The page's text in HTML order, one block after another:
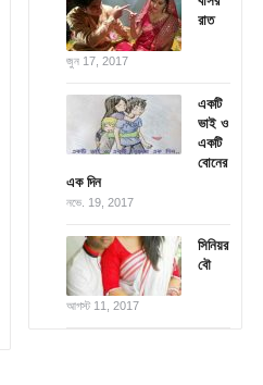
রাত
জুন 17, 2017
একটি
ভাই ও
একটি
বোনের
এক দিন
নভে. 19, 2017
সিনিয়র
বৌ
আগস্ট 11, 2017